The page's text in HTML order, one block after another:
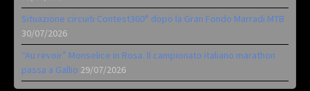
Situazione circuiti Contest360° dopo la Gran Fondo Marradi MTB
30/07/2026
“Au revoir” Monselice in Rosa. Il campionato italiano marathon
passa a Gallio 29/07/2026